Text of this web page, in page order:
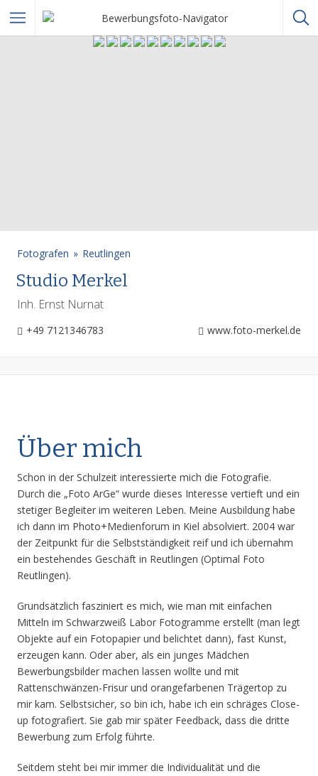
Fotografen Reutlingen
Studio Merkel
Inh. Ernst Nurnat
+49 7121346783 www.foto-merkel.de
Über mich
Schon in der Schulzeit interessierte mich die Fotografie.
Durch die „Foto ArGe“ wurde dieses Interesse vertieft und ein
stetiger Begleiter im weiteren Leben. Meine Ausbildung habe
ich dann im Photo+Medienforum in Kiel absolviert. 2004 war
der Zeitpunkt für die Selbstständigkeit reif und ich übernahm
ein bestehendes Geschäft in Reutlingen (Optimal Foto
Reutlingen).
Grundsätzlich fasziniert es mich, wie man mit einfachen
Mitteln im Schwarzweiß Labor Fotogramme erstellt (man legt
Objekte auf ein Fotopapier und belichtet dann), fast Kunst,
erzeugen kann. Oder aber, als ein junges Mädchen
Bewerbungsbilder machen lassen wollte und mit
Rattenschwänzen-Frisur und orangefarbenen Trägertop zu
mir kam. Selbstsicher, so bin ich, habe ich ein schräges Close-
up fotografiert. Sie gab mir später Feedback, dass die dritte
Bewerbung zum Erfolg führte.
Seitdem steht bei mir immer die Individualität und die